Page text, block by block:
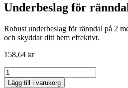
Underbeslag för
Robust underbeslag för ränndal på 2
och skyddar ditt hem effektivt.
158,64 kr
Underbeslag
förLägg till i varukorg